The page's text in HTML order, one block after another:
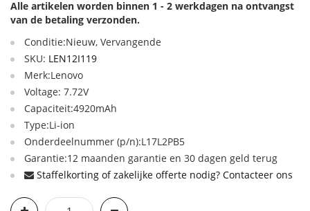
Alle artikelen worden binnen 1 - 2 werkdagen na ontvangst
van de betaling verzonden.
Conditie:Nieuw, Vervangende
SKU: LEN12I119
Merk:Lenovo
Voltage: 7.72V
Capaciteit:4920mAh
Type:Li-ion
Onderdeelnummer (p/n):L17L2PB5
Garantie:12 maanden garantie en 30 dagen geld terug
Staffelkorting of zakelijke offerte nodig? Contacteer ons